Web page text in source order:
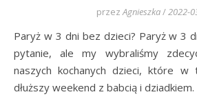
przez Agnieszka/2022-
Paryż w 3 dni bez dzieci? Paryż w 3 dni z dziećmi? Trudne
pytanie, ale my wybraliśmy
naszych kochanych dzieci, które w
dłuższy weekend z babcią i